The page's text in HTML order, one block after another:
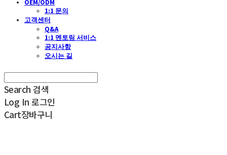
OEM/ODM
1:1 문의
고객센터
Q&A
1:1 멘토링 서비스
공지사항
오시는 길
Search 검색
Log In 로그인
Cart장바구니